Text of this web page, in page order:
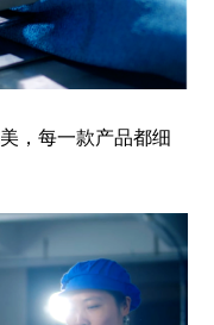
，每一款产品都细